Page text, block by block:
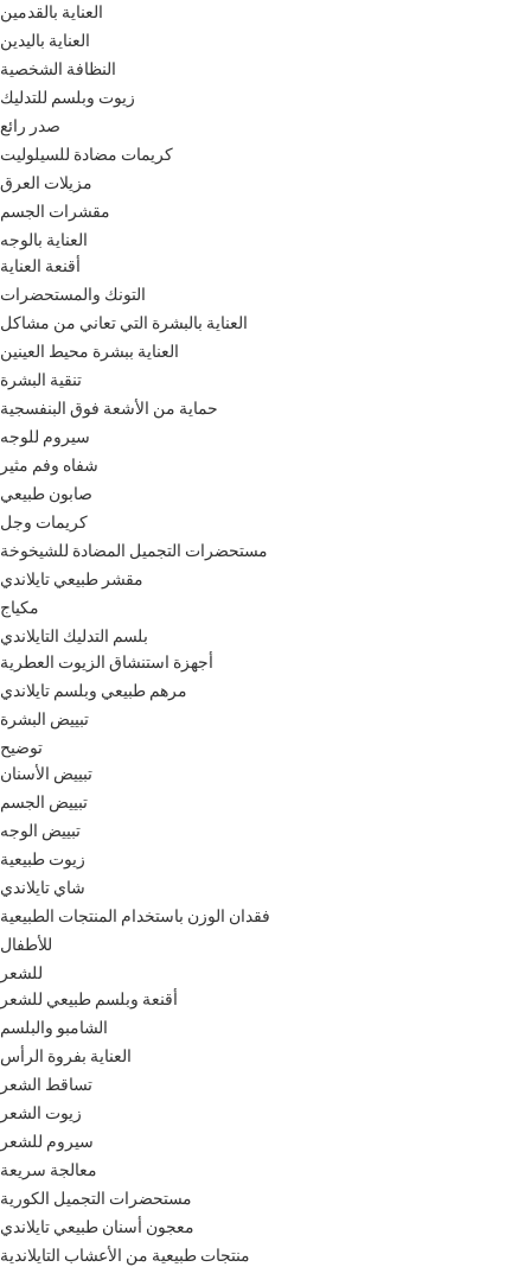
العناية بالقدمين
العناية باليدين
النظافة الشخصية
زيوت وبلسم للتدليك
صدر رائع
كريمات مضادة للسيلوليت
مزيلات العرق
مقشرات الجسم
العناية بالوجه
أقنعة العناية
التونك والمستحضرات
العناية بالبشرة التي تعاني من مشاكل
العناية ببشرة محيط العينين
تنقية البشرة
حماية من الأشعة فوق البنفسجية
سيروم للوجه
شفاه وفم مثير
صابون طبيعي
كريمات وجل
مستحضرات التجميل المضادة للشيخوخة
مقشر طبيعي تايلاندي
مكياج
بلسم التدليك التايلاندي
أجهزة استنشاق الزيوت العطرية
مرهم طبيعي وبلسم تايلاندي
تبييض البشرة
توضيح
تبييض الأسنان
تبييض الجسم
تبييض الوجه
زيوت طبيعية
شاي تايلاندي
فقدان الوزن باستخدام المنتجات الطبيعية
للأطفال
للشعر
أقنعة وبلسم طبيعي للشعر
الشامبو والبلسم
العناية بفروة الرأس
تساقط الشعر
زيوت الشعر
سيروم للشعر
معالجة سريعة
مستحضرات التجميل الكورية
معجون أسنان طبيعي تايلاندي
منتجات طبيعية من الأعشاب التايلاندية